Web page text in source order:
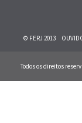
© FERJ 2013
Todos os direitos